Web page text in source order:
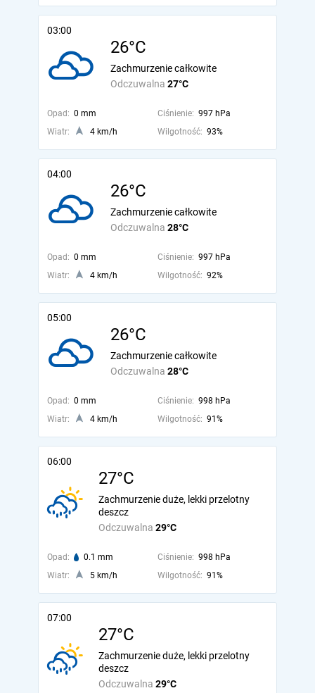
03:00
26°C
Odczuwalna 27°C
Zachmurzenie całkowite
Opad: 0 mm Ciśnienie: 997 hPa
Wiatr:
4 km/h Wilgotność: 93%
04:00
26°C
Odczuwalna 28°C
Zachmurzenie całkowite
Opad: 0 mm Ciśnienie: 997 hPa
Wiatr:
4 km/h Wilgotność: 92%
05:00
26°C
Odczuwalna 28°C
Zachmurzenie całkowite
Opad: 0 mm Ciśnienie: 998 hPa
Wiatr:
4 km/h Wilgotność: 91%
06:00
27°C
Odczuwalna 29°C
Zachmurzenie duże, lekki przelotny
deszcz
Opad: 0.1 mm Ciśnienie: 998 hPa
Wiatr:
5 km/h Wilgotność: 91%
07:00
27°C
Odczuwalna 29°C
Zachmurzenie duże, lekki przelotny
deszcz